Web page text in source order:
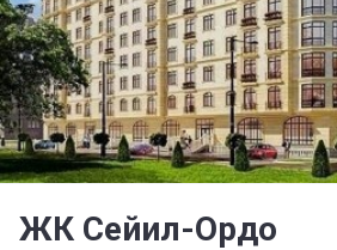
ЖК Сейил-Ордо